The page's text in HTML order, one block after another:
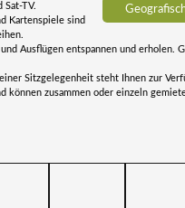
Sat-TV.
Kartenspiele sind
Ausflügen entspannen und erholen.
Sitzgelegenheit steht Ihnen zur
können zusammen oder einzeln